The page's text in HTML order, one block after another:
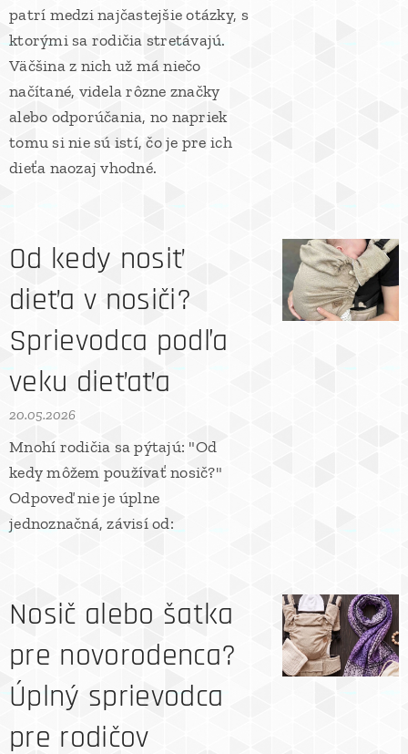
patrí medzi najčastejšie otázky, s
ktorými sa rodičia stretávajú.
Väčšina z nich už má niečo
načítané, videla rôzne značky
alebo odporúčania, no napriek
tomu si nie sú istí, čo je pre ich
dieťa naozaj vhodné.
Od kedy nosiť
dieťa v nosiči?
Sprievodca podľa
veku dieťaťa
20.05.2026
Mnohí rodičia sa pýtajú: "Od
kedy môžem používať nosič?"
Odpoveď nie je úplne
jednoznačná, závisí od:
Nosič alebo šatka
pre novorodenca?
Úplný sprievodca
pre rodičov